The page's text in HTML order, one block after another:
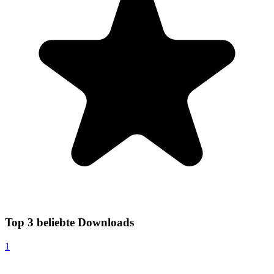
Top 3 beliebte Downloads
1